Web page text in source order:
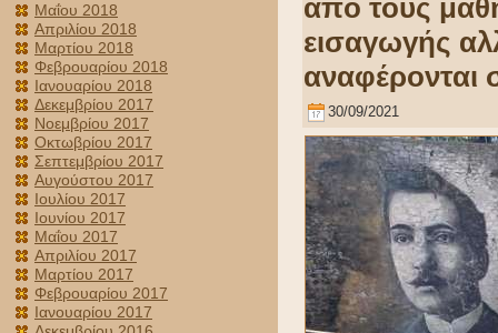
Μαΐου 2018
Απριλίου 2018
Μαρτίου 2018
Φεβρουαρίου 2018
Ιανουαρίου 2018
Δεκεμβρίου 2017
Νοεμβρίου 2017
Οκτωβρίου 2017
Σεπτεμβρίου 2017
Αυγούστου 2017
Ιουλίου 2017
Ιουνίου 2017
Μαΐου 2017
Απριλίου 2017
Μαρτίου 2017
Φεβρουαρίου 2017
Ιανουαρίου 2017
από τους
εισαγωγής
αναφέρονται
30/09/2021